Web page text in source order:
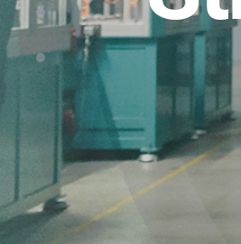
NEO CEE:
effizient in der